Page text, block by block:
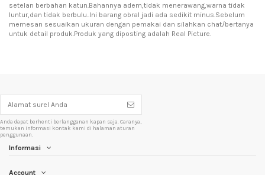
setelan berbahan katun.Bahannya adem,tidak menerawang,warna tidak
luntur,dan tidak berbulu..Ini barang obral jadi ada sedikit minus.Sebelum
memesan sesuaikan ukuran dengan pemakai dan silahkan chat/bertanya
untuk detail produk.Produk yang diposting adalah Real Picture.
Anda dapat berhenti berlangganan kapan saja. Caranya,
temukan informasi kontak kami di halaman aturan
penggunaan.
Informasi
Account